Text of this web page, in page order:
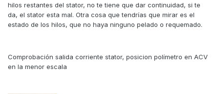
hilos restantes del stator, no te tiene que dar continuidad, si te
da, el stator esta mal. Otra cosa que tendrías que mirar es el
estado de los hilos, que no haya ninguno pelado o requemado.
Comprobación salida corriente stator, posicion polímetro en ACV
en la menor escala